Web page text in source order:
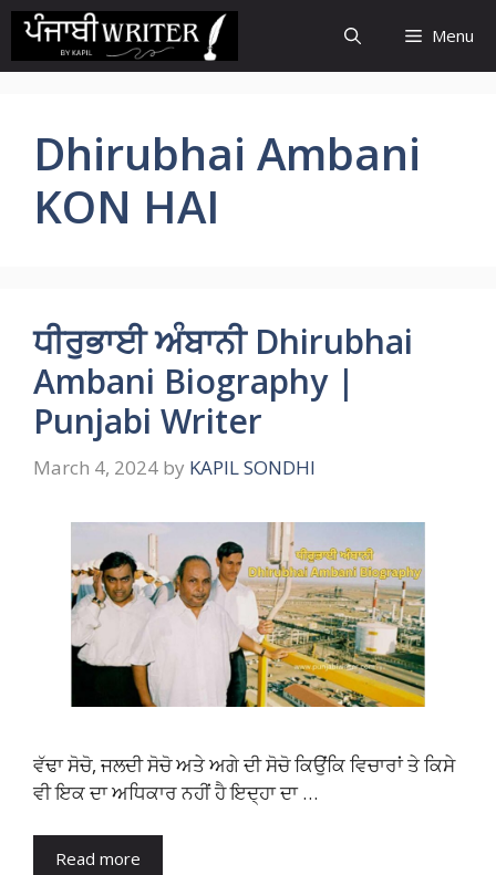
Skip
content
Menu
Dhirubhai Ambani
KON HAI
ਧੀਰੁਭਾਈ ਅੰਬਾਨੀ Dhirubhai
Ambani Biography |
Punjabi Writer
March 4, 2024 by KAPIL SONDHI
ਵੱਢਾ ਸੋਚੋ, ਜਲਦੀ ਸੋਚੋ ਅਤੇ ਅਗੇ ਦੀ ਸੋਚੋ ਕਿਉਂਕਿ ਵਿਚਾਰਾਂ ਤੇ ਕਿਸੇ
ਵੀ ਇਕ ਦਾ ਅਧਿਕਾਰ ਨਹੀਂ ਹੈ ਇਦ੍ਹਾ ਦਾ …
Read more